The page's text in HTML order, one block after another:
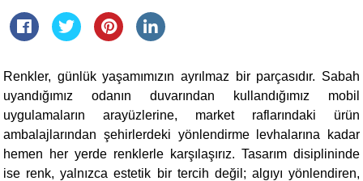
Renkler, günlük yaşamımızın ayrılmaz bir parçasıdır. Sabah
uyandığımız odanın duvarından kullandığımız mobil
uygulamaların arayüzlerine, market raflarındaki ürün
ambalajlarından şehirlerdeki yönlendirme levhalarına kadar
hemen her yerde renklerle karşılaşırız. Tasarım disiplininde
ise renk, yalnızca estetik bir tercih değil; algıyı yönlendiren,